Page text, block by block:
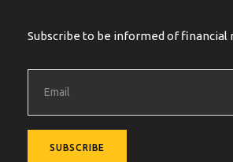
Subscribe to be informed of financial